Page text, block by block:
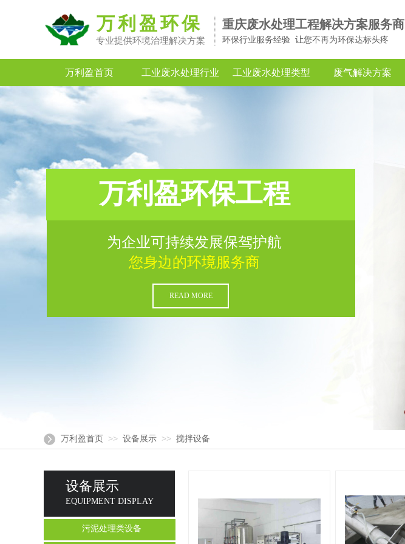
专业提供环境治理解决方案
万利盈环保 重庆废水处理工程解决方案服务商
环保行业服务经验 让您不再为环保达标头疼
万利盈首页 工业废水处理行业 工业废水处理类型 废气解决方案
万利盈环保工程
为企业可持续发展保驾护航
您身边的环境服务商
READ MORE
万利盈首页 >> 设备展示 >> 搅拌设备
设备展示
EQUIPMENT DISPLAY
污泥处理类设备